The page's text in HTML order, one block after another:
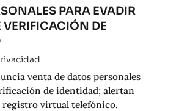
PARA EVADIR
VERIFICACIÓN DE
venta de datos personales
de identidad; alertan
registro virtual telefónico.